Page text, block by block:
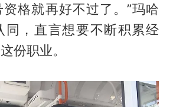
格就再好不过了。”玛哈
同，直言想要不断积累经
份职业。